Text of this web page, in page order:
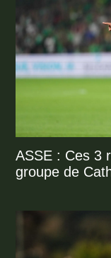
ASSE : Ces 3
groupe de